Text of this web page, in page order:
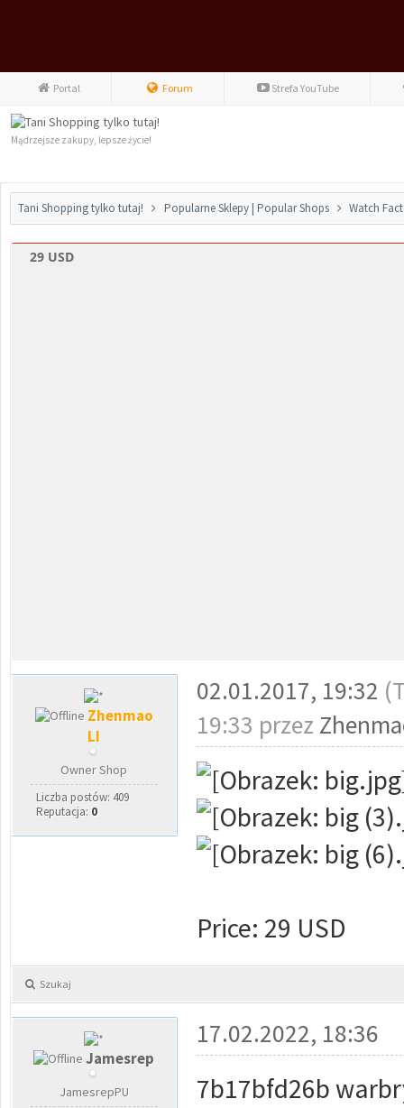
Portal Forum Strefa YouTube
Mądrzejsze zakupy, lepsze życie!
Tani Shopping tylko tutaj! Popularne Sklepy | Popular Shops Watch
29 USD
Zhenmao
LI
Owner Shop
Liczba postów: 409
Reputacja: 0
02.01.2017, 19:32
19:33 przez
Price: 29 USD
Szukaj
Jamesrep
JamesrepPU
17.02.2022, 18:36
7b17bfd26b